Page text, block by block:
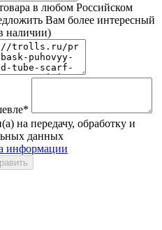
в любом Российском
Вам более интересный
наличии)
на передачу, обработку и
данных
информации